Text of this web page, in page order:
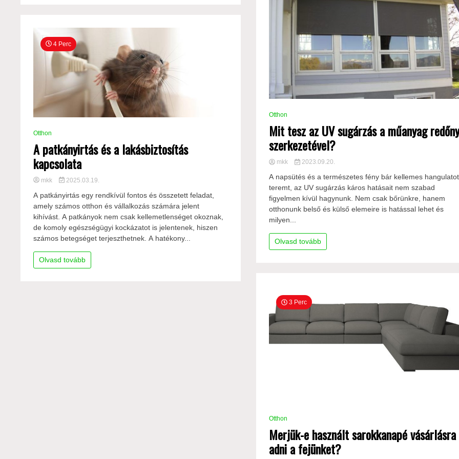
4 Perc
Otthon
A patkányirtás és a lakásbiztosítás
kapcsolata
mkk 2025.03.19.
A patkányirtás egy rendkívül fontos és összetett feladat,
amely számos otthon és vállalkozás számára jelent
kihívást. A patkányok nem csak kellemetlenséget okoznak,
de komoly egészségügyi kockázatot is jelentenek, hiszen
számos betegséget terjeszthetnek. A hatékony...
Olvasd tovább
Otthon
Mit tesz az UV sugárzás a műanyag
szerkezetével?
mkk 2023.09.20.
A napsütés és a természetes fény bár kellemes hangulatot
teremt, az UV sugárzás káros hatásait nem szabad
figyelmen kívül hagynunk. Nem csak bőrünkre, hanem
otthonunk belső és külső elemeire is hatással lehet és
milyen...
Olvasd tovább
3 Perc
Otthon
Merjük-e használt sarokkanapé vásárlásra
adni a fejünket?